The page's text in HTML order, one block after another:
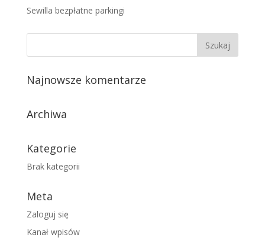
Sewilla bezpłatne parkingi
Najnowsze komentarze
Archiwa
Kategorie
Brak kategorii
Meta
Zaloguj się
Kanał wpisów